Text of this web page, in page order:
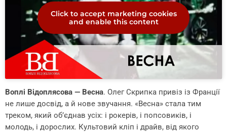
Click to accept marketing cookies
and enable this content
Воплі Відоплясова — Весна. Олег Скрипка привіз із Франції
не лише досвід, а й нове звучання. «Весна» стала тим
треком, який об’єднав усіх: і рокерів, і попсовиків, і
молодь, і дорослих. Культовий кліп і драйв, від якого